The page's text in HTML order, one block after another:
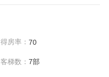
得房率：70
客梯数：7部